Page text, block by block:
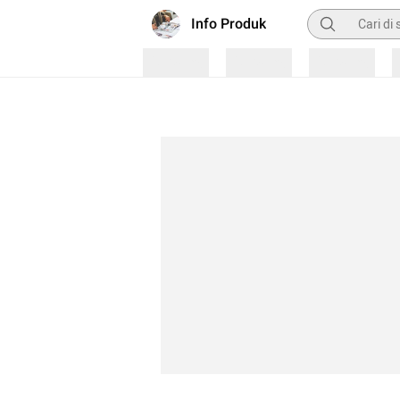
Info Produk Pencarian